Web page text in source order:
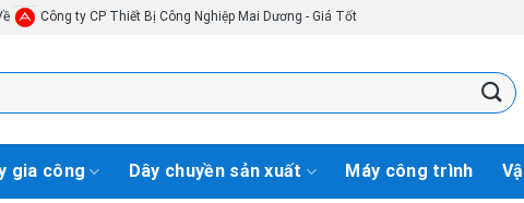
Công ty CP Thiết Bị Công Nghiệp Mai Dương - Giá Tốt
gia công Dây chuyền sản xuất Máy công trình